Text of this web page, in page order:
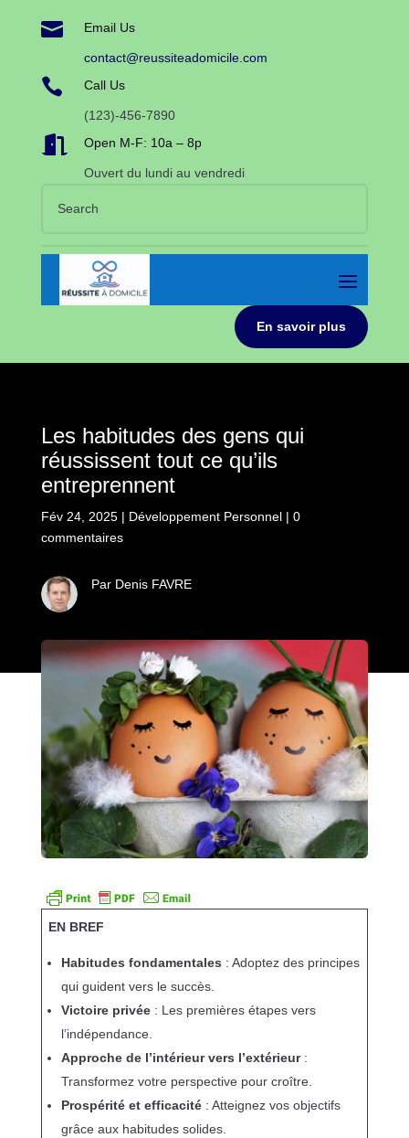
 Email Us
contact@reussiteadomicile.com
 Call Us
(123)-456-7890
 Open M-F: 10a – 8p
Ouvert du lundi au vendredi
En savoir plus
Les habitudes des gens qui
réussissent tout ce qu’ils
entreprennent
Fév 24, 2025| Développement Personnel| 0
commentaires
Par Denis FAVRE
EN BREF
Habitudes fondamentales : Adoptez des principes
qui guident vers le succès.
Victoire privée: Les premières étapes vers
l’indépendance.
Approche de l’intérieur vers l’extérieur:
Transformez votre perspective pour croître.
Prospérité et efficacité: Atteignez vos objectifs
grâce aux habitudes solides.